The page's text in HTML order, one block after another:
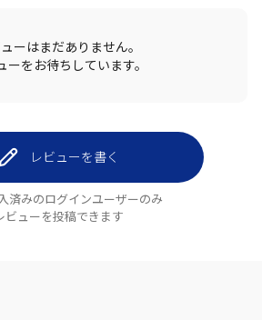
ーはまだありません。
ーをお待ちしています。
レビューを書く
済みのログインユーザーのみ
ビューを投稿できます